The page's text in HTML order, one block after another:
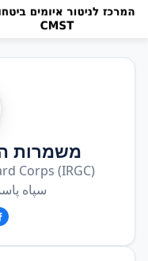
משמרות
Corps (IRGC)
سپاه